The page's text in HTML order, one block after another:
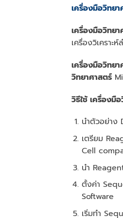
เครื่องมือวิทย
เครื่องมือวิทย
เครื่องวิเครา
เครื่องมือวิทย
วิทยาศาสตร์
วิธีใช้ เครื่องมื
นําตัวอย่าง
เตรียม
Cell
นํา
ตั้งค่า
Software
เริ่มทํา